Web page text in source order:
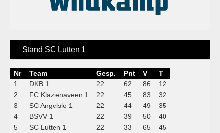
Stand SC Lutten 1
Nr Team Gesp. Pnt V
T
1
DKB 1 22 62 86
12
2
FC Klazienaveen 1 22 45 83
32
3
SC Angelslo 1 22 44 49
35
4
BSVV 1 22 39 50
40
5
SC Lutten 1 22 33 65
45